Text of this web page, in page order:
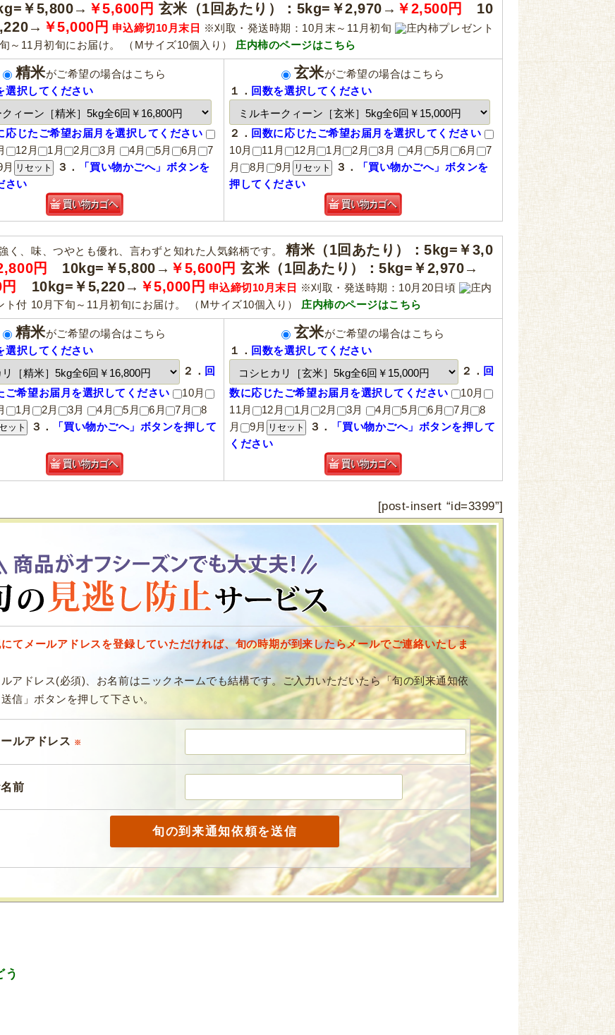
￥5,800→ ￥5,600円 玄米（1回あたり）：5kg=￥2,970→ ￥2,500円
10
￥5,000円 申込締切10月末日 ※刈取・発送時期：10月末～11月初旬
庄内柿プレゼント
～11月初旬にお届け。 （Mサイズ10個入り） 庄内柿のページはこちら
精米がご希望の場合はこちら
選択してください
応じたご希望お届月を選択してください
12月 1月 2月 3月 4月 5月 6月
7
月 ３．
「買い物かごへ」ボタンを
さい
玄米がご希望の場合はこちら
１． 回数を選択してください
２． 回数に応じたご希望お届月を選択してください
10月
11月 12月 1月 2月 3月 4月 5月 6月
7
月
8月 9月 ３．
「買い物かごへ」ボタンを
押してください
く、味、つやとも優れ、言わずと知れた人気銘柄です。精米（1回あたり）：5kg=￥3,0
円 10kg=￥5,800→ ￥5,600円 玄米（1回あたり）：5kg=￥2,970→
10kg=￥5,220→ ￥5,000円 申込締切10月末日 ※刈取・発送時期：10月20日頃
庄内
ト付 10月下旬～11月初旬にお届け。 （Mサイズ10個入り） 庄内柿のページはこちら
精米がご希望の場合はこちら
選択してください
２． 回
ご希望お届月を選択してください
10月
1月 2月 3月 4月 5月 6月 7月
8
３．
「買い物かごへ」ボタンを押して
玄米がご希望の場合はこちら
１． 回数を選択してください
２． 回
数に応じたご希望お届月を選択してください
10月
11月
12月 1月 2月 3月 4月 5月 6月 7月
8
月
9月 ３．
「買い物かごへ」ボタンを押して
ください
[post-insert “id=3399”]
てメールアドレスを登録していただければ、旬の時期が到来したらメールでご連絡いたしま
ルアドレス(必須)、お名前はニックネームでも結構です。ご入力いただいたら「旬の到来通知依
信」ボタンを押して下さい。
ールアドレス ※
前